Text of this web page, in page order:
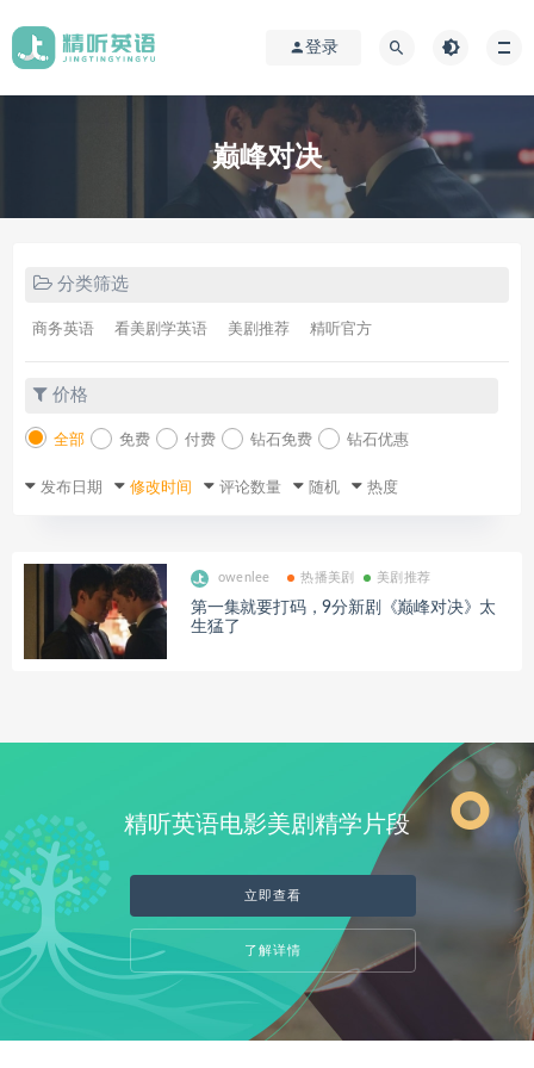
登录
巅峰对决
分类筛选
商务英语 看美剧学英语 美剧推荐 精听官方
价格
全部 免费 付费 钻石免费 钻石优惠
发布日期 修改时间 评论数量 随机 热度
owenlee 热播美剧 美剧推荐
第一集就要打码，9分新剧《巅峰对决》太
生猛了
精听英语电影美剧精学片段
立即查看
了解详情